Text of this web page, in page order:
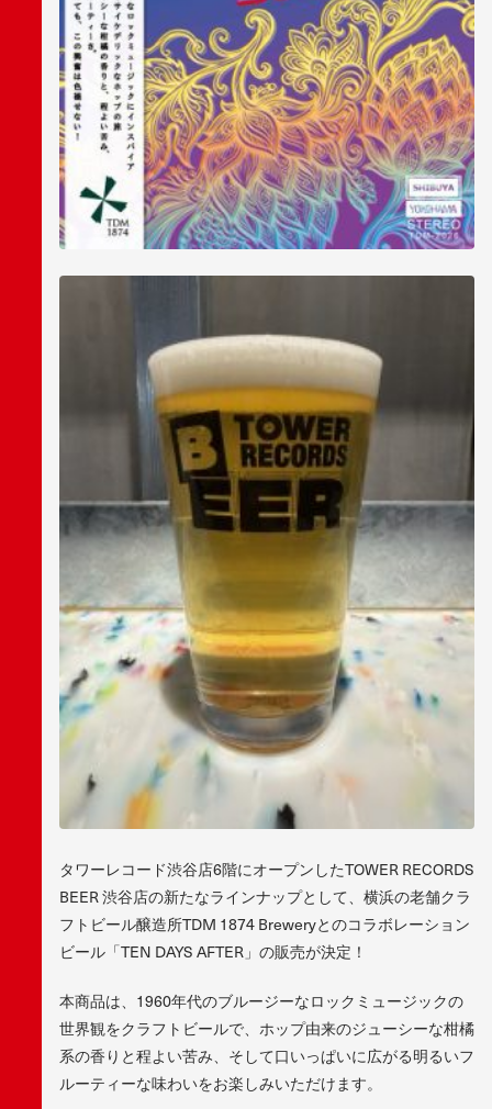
タワーレコード渋谷店6階にオープンしたTOWER RECORDS
BEER 渋谷店の新たなラインナップとして、横浜の老舗クラ
フトビール醸造所TDM 1874 Breweryとのコラボレーション
ビール「TEN DAYS AFTER」の販売が決定！
本商品は、1960年代のブルージーなロックミュージックの
世界観をクラフトビールで、ホップ由来のジューシーな柑橘
系の香りと程よい苦み、そして口いっぱいに広がる明るいフ
ルーティーな味わいをお楽しみいただけます。